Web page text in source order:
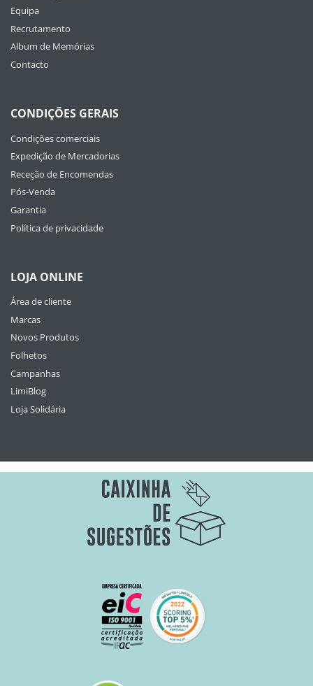
Equipa
Recrutamento
Album de Memórias
Contacto
CONDIÇÕES GERAIS
Condições comerciais
Expedição de Mercadorias
Receção de Encomendas
Pós-Venda
Garantia
Política de privacidade
LOJA ONLINE
Área de cliente
Marcas
Novos Produtos
Folhetos
Campanhas
LimiBlog
Loja Solidária